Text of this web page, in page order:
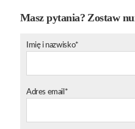
Masz pytania? Zostaw
Imię i nazwisko*
Adres email*